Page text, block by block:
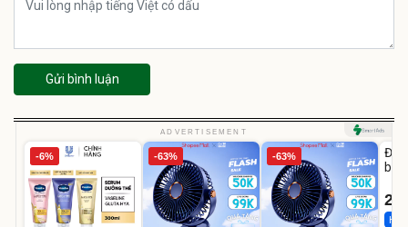
Gửi bình luận
ADVERTISEMENT
-6% -63% -63%
Đai
bé
Hot